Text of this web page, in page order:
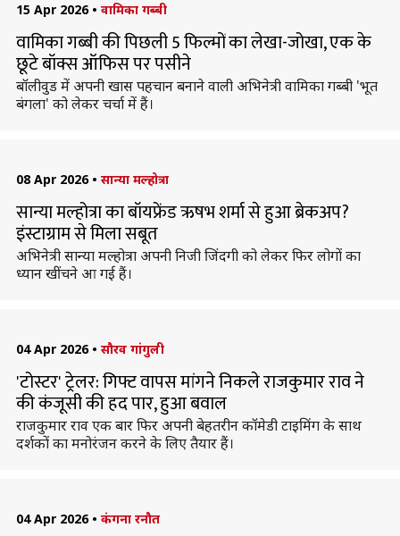
15 Apr 2026 • वामिका गब्बी
वामिका गब्बी की पिछली 5 फिल्मों का लेखा-जोखा, एक के
छूटे बॉक्स ऑफिस पर पसीने
बॉलीवुड में अपनी खास पहचान बनाने वाली अभिनेत्री वामिका गब्बी 'भूत
बंगला' को लेकर चर्चा में हैं।
08 Apr 2026 • सान्या मल्होत्रा
सान्या मल्होत्रा का बॉयफ्रेंड ऋषभ शर्मा से हुआ ब्रेकअप?
इंस्टाग्राम से मिला सबूत
अभिनेत्री सान्या मल्होत्रा अपनी निजी जिंदगी को लेकर फिर लोगों का
ध्यान खींचने आ गई हैं।
04 Apr 2026 • सौरव गांगुली
'टोस्टर' ट्रेलर: गिफ्ट वापस मांगने निकले राजकुमार राव ने
की कंजूसी की हद पार, हुआ बवाल
राजकुमार राव एक बार फिर अपनी बेहतरीन कॉमेडी टाइमिंग के साथ
दर्शकों का मनोरंजन करने के लिए तैयार हैं।
04 Apr 2026 • कंगना रनौत